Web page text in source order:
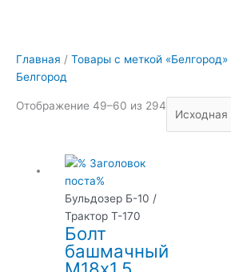
Главная / Товары с меткой «Белгород»
Белгород
Отображение 49–60 из 294
Бульдозер Б-10 /
Трактор Т-170
Болт
башмачный